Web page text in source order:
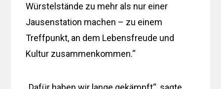
Würstelstände zu mehr als nur einer
Jausenstation machen – zu einem
Treffpunkt, an dem Lebensfreude und
Kultur zusammenkommen.“